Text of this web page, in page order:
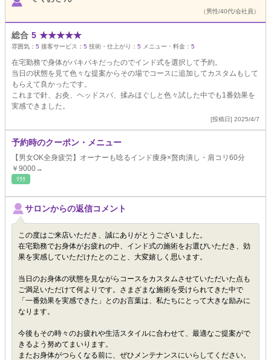
（男性/40代/会社員）
総合 5 ★★★★★
雰囲気： 5 接客サービス： 5 技術・仕上がり： 5 メニュー・料金： 5
在宅勤務で身体がバキバキだったのでインド式を選択して予約。
当日の状態を見て色々な提案からその場でコースに追加してカスタムもして
もらえて良かったです。
これまで針、お灸、ヘッドスパ、揉みほぐしと色々試した中でも1番効果を
実感できました。
[投稿日] 2025/4/7
予約時のクーポン・メニュー
【男女OK全身疲労】オーナーも唸るインド痩身×贅肉潰し・肩コリ60分
￥9000→
ﾘﾗｸ
サロンからの返信コメント
この度はご来店いただき、誠にありがとうございました。
在宅勤務でお身体がお疲れの中、インド式の施術をお選びいただき、効
果を実感していただけたとのこと、大変嬉しく思います。
当日のお身体の状態を見ながらコースをカスタムさせていただいた点も
ご満足いただけて何よりです。さまざまな施術を受けられてきた中で
「一番効果を実感できた」とのお言葉は、私たちにとって大きな励みに
なります。
今後もその時々のお疲れや生活スタイルに合わせて、最適なご提案がで
きるよう努めてまいります。
またお身体がつらくなる前に、ぜひメンテナンスにいらしてください。